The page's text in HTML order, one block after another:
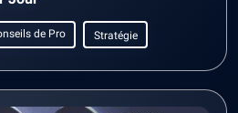
de Pro Stratégie